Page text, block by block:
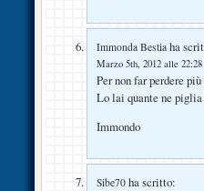
Immonda Bestia ha
Marzo 5th, 2012 alle 22:28
Per non far perdere
Lo lai quante ne piglia
Immondo
Sibe70 ha scritto: